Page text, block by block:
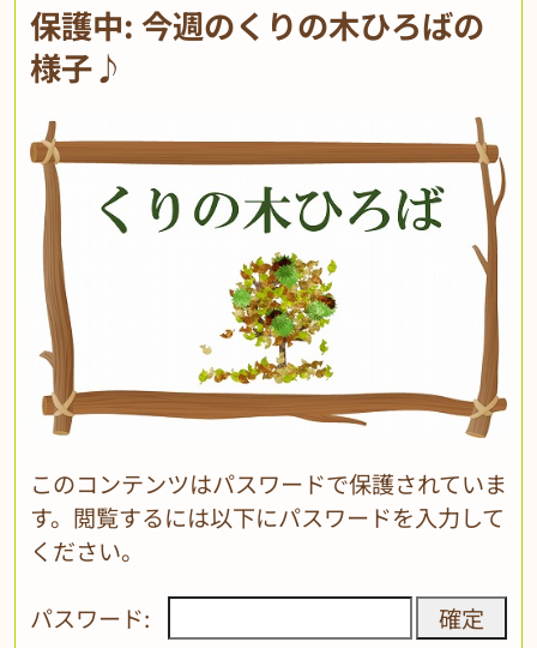
保護中: 今週のくりの木ひろばの
様子♪
このコンテンツはパスワードで保護されていま
す。閲覧するには以下にパスワードを入力して
ください。
パスワード: